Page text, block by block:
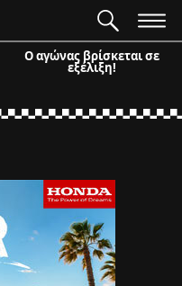
Ο αγώνας βρίσκεται σε
εξέλιξη!